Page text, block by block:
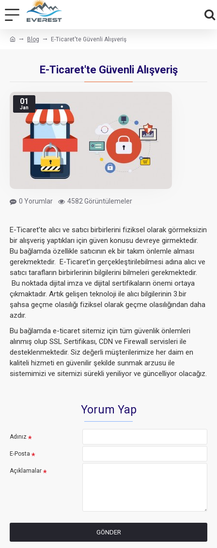
Blog E-Ticaret'te Güvenli Alışveriş
E-Ticaret'te Güvenli Alışveriş
01
Jan
0 Yorumlar 4582 Görüntülemeler
E-Ticaret’te alıcı ve satıcı birbirlerini fiziksel olarak görmeksizin
bir alışveriş yaptıkları için güven konusu devreye girmektedir.
Bu bağlamda özellikle satıcının ek bir takım önlemle alması
gerekmektedir. E-Ticaret’in gerçekleştirilebilmesi adına alıcı ve
satıcı tarafların birbirlerinin bilgilerini bilmeleri gerekmektedir.
Bu noktada dijital imza ve dijital sertifikaların önemi ortaya
çıkmaktadır. Artık gelişen teknoloji ile alıcı bilgilerinin 3.bir
şahsa geçme olasılığı fiziksel olarak geçme olasılığından daha
azdır.
Bu bağlamda e-ticaret sitemiz için tüm güvenlik önlemleri
alınmış olup SSL Sertifikası, CDN ve Firewall servisleri ile
desteklenmektedir. Siz değerli müşterilerimize her daim en
kaliteli hizmeti en güvenilir şekilde sunmak arzusu ile
sistemimizi ve sitemizi sürekli yeniliyor ve güncelliyor olacağız.
Yorum Yap
Adınız
E-Posta
Açıklamalar
GÖNDER